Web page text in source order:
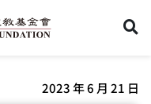
2023 年 6 月 21 日